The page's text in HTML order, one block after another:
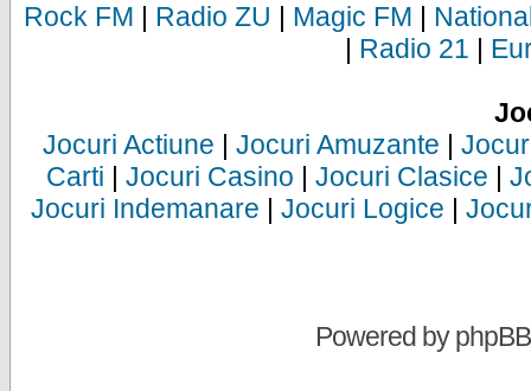
Rock FM | Radio ZU | Magic FM |
| Radio 21 |
Jocuri Actiune | Jocuri Amuzante |
Carti | Jocuri Casino | Jocuri Clasice |
Jocuri Indemanare | Jocuri Logice |
Powered byphpBB